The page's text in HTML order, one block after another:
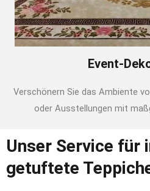
Event-
Verschönern Sie das Ambiente
oder Ausstellungen mit
Unser Service für
getuftete